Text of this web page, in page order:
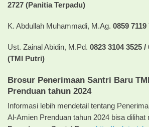
2727 (Panitia Terpadu)
K. Abdullah Muhammadi, M.Ag. 0859
Ust. Zainal Abidin, M.Pd. 0823 3104 3525 /
(TMI Putri)
Brosur Penerimaan Santri Baru
Prenduan tahun 2024
Informasi lebih mendetail tentang
Al-Amien Prenduan tahun 2024 bisa dilihat